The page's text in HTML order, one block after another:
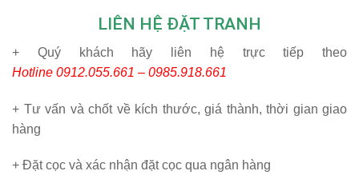
LIÊN HỆ ĐẶT TRANH
+ Quý khách hãy liên hệ trực tiếp theo
Hotline 0912.055.661 – 0985.918.661
+ Tư vấn và chốt về kích thước, giá thành, thời gian giao
hàng
+ Đặt cọc và xác nhận đặt cọc qua ngân hàng